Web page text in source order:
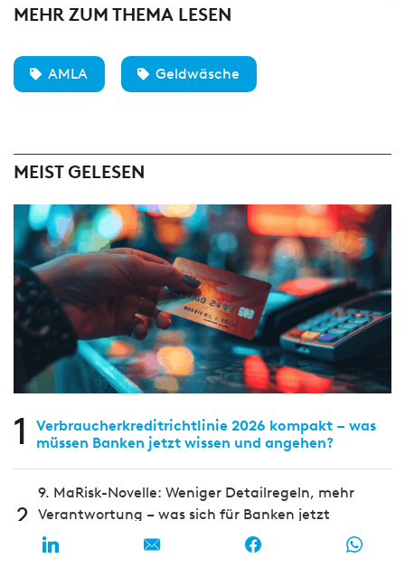
MEHR ZUM THEMA LESEN
AMLA Geldwäsche
MEIST GELESEN
1
Verbraucherkreditrichtlinie 2026 kompakt – was
müssen Banken jetzt wissen und angehen?
2
9. MaRisk-Novelle: Weniger Detailregeln, mehr
Verantwortung – was sich für Banken jetzt
verändert